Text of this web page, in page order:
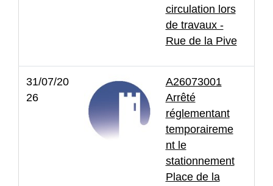
circulation lors
de travaux -
Rue de la Pive
31/07/20
26
A26073001
Arrêté
réglementant
temporaireme
nt le
stationnement
Place de la